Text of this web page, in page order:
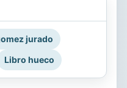
jurado
Libro hueco